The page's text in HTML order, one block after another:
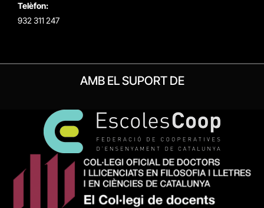
Telèfon:
932 311 247
AMB EL SUPORT DE